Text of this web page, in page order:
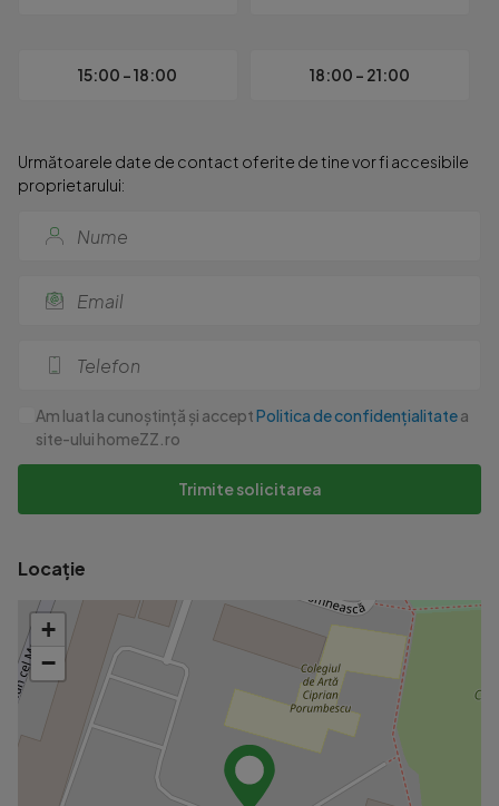
15:00 - 18:00 18:00 - 21:00
Următoarele date de contact oferite de tine vor fi accesibile
proprietarului:
Am luat la cunoștință și acceptPolitica de confidențialitatea
site-ului homeZZ.ro
Trimite solicitarea
Locație
+
−